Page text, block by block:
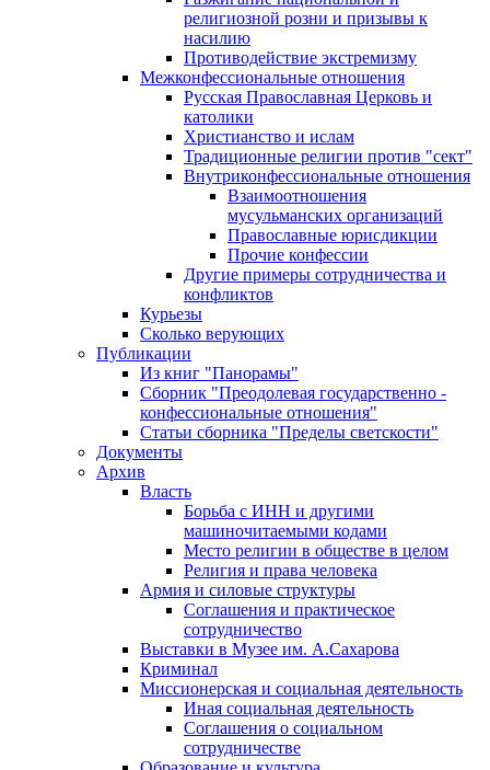
религиозной розни и призывы к
насилию
Противодействие экстремизму
Межконфессиональные отношения
Русская Православная Церковь и
католики
Христианство и ислам
Традиционные религии против "сект"
Внутриконфессиональные отношения
Взаимоотношения
мусульманских организаций
Православные юрисдикции
Прочие конфессии
Другие примеры сотрудничества и
конфликтов
Курьезы
Сколько верующих
Публикации
Из книг "Панорамы"
Сборник "Преодолевая государственно -
конфессиональные отношения"
Статьи сборника "Пределы светскости"
Документы
Архив
Власть
Борьба с ИНН и другими
машиночитаемыми кодами
Место религии в обществе в целом
Религия и права человека
Армия и силовые структуры
Соглашения и практическое
сотрудничество
Выставки в Музее им. А.Сахарова
Криминал
Миссионерская и социальная деятельность
Иная социальная деятельность
Соглашения о социальном
сотрудничестве